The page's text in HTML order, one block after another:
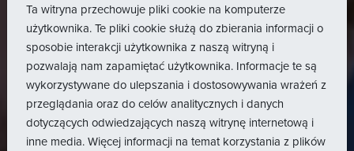
Ta witryna przechowuje pliki cookie na komputerze
użytkownika. Te pliki cookie służą do zbierania informacji o
sposobie interakcji użytkownika z naszą witryną i
pozwalają nam zapamiętać użytkownika. Informacje te są
wykorzystywane do ulepszania i dostosowywania wrażeń z
przeglądania oraz do celów analitycznych i danych
dotyczących odwiedzających naszą witrynę internetową i
inne media. Więcej informacji na temat korzystania z plików